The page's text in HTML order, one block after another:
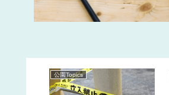
公園Topics